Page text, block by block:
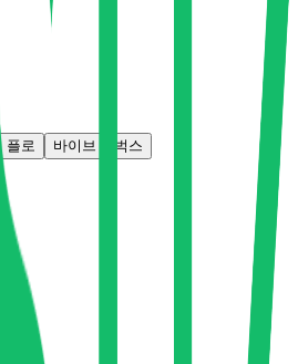
플로 바이브
벅스